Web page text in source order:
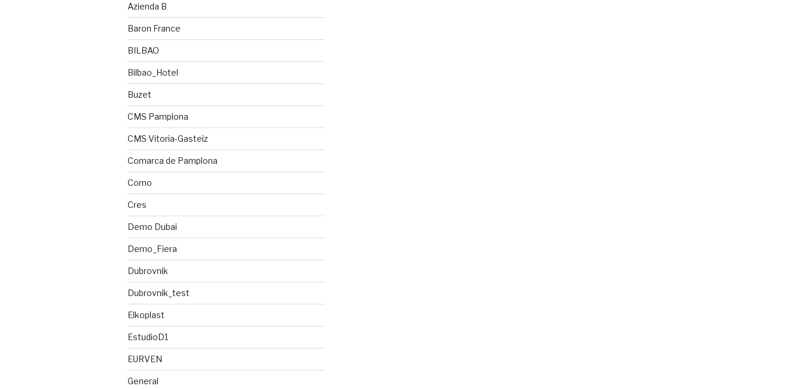
Azienda B
Baron France
BILBAO
Bilbao_Hotel
Buzet
CMS Pamplona
CMS Vitoria-Gasteiz
Comarca de Pamplona
Como
Cres
Demo Dubai
Demo_Fiera
Dubrovnik
Dubrovnik_test
Elkoplast
EstudioD1
EURVEN
General